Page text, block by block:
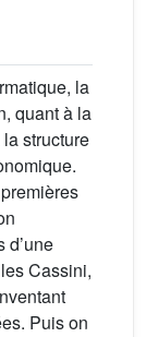
la
quant à la
structure
d’une
Cassini,
Puis on